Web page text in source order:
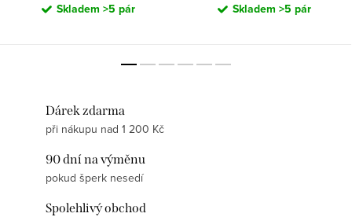
Skladem >5 pár Skladem >5 pár
Dárek zdarma
při nákupu nad 1 200 Kč
90 dní na výměnu
pokud šperk nesedí
Spolehlivý obchod